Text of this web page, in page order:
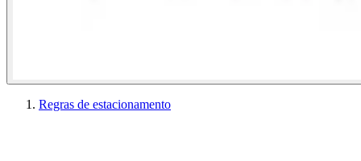
Regras de estacionamento